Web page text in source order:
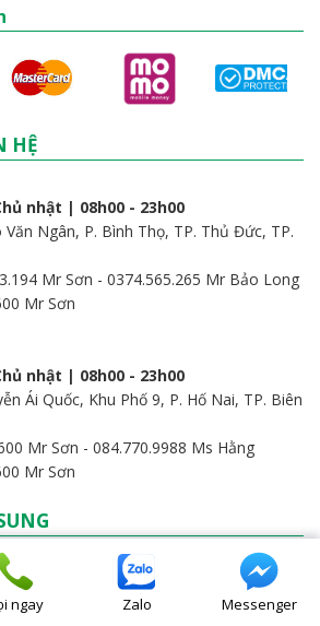
ngay Zalo Messenger
HỆ
nhật | 08h00 - 23h00
Văn Ngân, P. Bình Thọ, TP. Thủ Đức, TP.
Mr Sơn - 0374.565.265 Mr Bảo Long
Mr Sơn
nhật | 08h00 - 23h00
Ái Quốc, Khu Phố 9, P. Hố Nai, TP. Biên
Mr Sơn - 084.770.9988 Ms Hằng
Mr Sơn
toán